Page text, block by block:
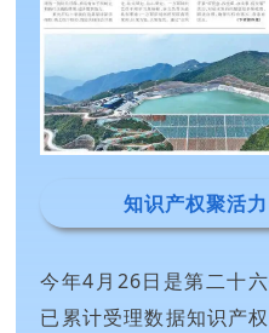
知识产权聚活
今年4月26日是第二十
已累计受理数据知识产